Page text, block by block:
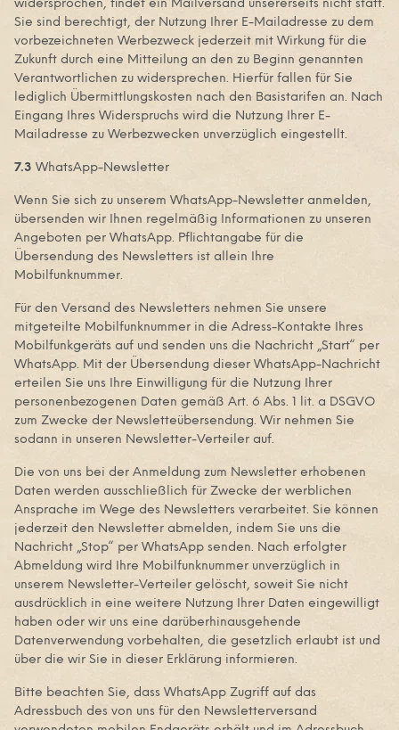
widersprochen, findet ein Mailversand unsererseits nicht statt.
Sie sind berechtigt, der Nutzung Ihrer E-Mailadresse zu dem
vorbezeichneten Werbezweck jederzeit mit Wirkung für die
Zukunft durch eine Mitteilung an den zu Beginn genannten
Verantwortlichen zu widersprechen. Hierfür fallen für Sie
lediglich Übermittlungskosten nach den Basistarifen an. Nach
Eingang Ihres Widerspruchs wird die Nutzung Ihrer E-
Mailadresse zu Werbezwecken unverzüglich eingestellt.
7.3 WhatsApp-Newsletter
Wenn Sie sich zu unserem WhatsApp-Newsletter anmelden,
übersenden wir Ihnen regelmäßig Informationen zu unseren
Angeboten per WhatsApp. Pflichtangabe für die
Übersendung des Newsletters ist allein Ihre
Mobilfunknummer.
Für den Versand des Newsletters nehmen Sie unsere
mitgeteilte Mobilfunknummer in die Adress-Kontakte Ihres
Mobilfunkgeräts auf und senden uns die Nachricht „Start“ per
WhatsApp. Mit der Übersendung dieser WhatsApp-Nachricht
erteilen Sie uns Ihre Einwilligung für die Nutzung Ihrer
personenbezogenen Daten gemäß Art. 6 Abs. 1 lit. a DSGVO
zum Zwecke der Newsletteübersendung. Wir nehmen Sie
sodann in unseren Newsletter-Verteiler auf.
Die von uns bei der Anmeldung zum Newsletter erhobenen
Daten werden ausschließlich für Zwecke der werblichen
Ansprache im Wege des Newsletters verarbeitet. Sie können
jederzeit den Newsletter abmelden, indem Sie uns die
Nachricht „Stop“ per WhatsApp senden. Nach erfolgter
Abmeldung wird Ihre Mobilfunknummer unverzüglich in
unserem Newsletter-Verteiler gelöscht, soweit Sie nicht
ausdrücklich in eine weitere Nutzung Ihrer Daten eingewilligt
haben oder wir uns eine darüberhinausgehende
Datenverwendung vorbehalten, die gesetzlich erlaubt ist und
über die wir Sie in dieser Erklärung informieren.
Bitte beachten Sie, dass WhatsApp Zugriff auf das
Adressbuch des von uns für den Newsletterversand